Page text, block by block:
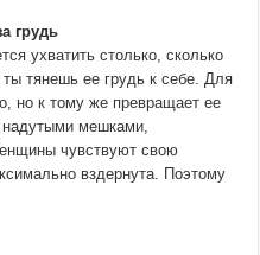
грудь
ухватить столько, сколько
тянешь ее грудь к себе. Для
но к тому же превращает ее
надутыми мешками,
чувствуют свою
вздернута. Поэтому